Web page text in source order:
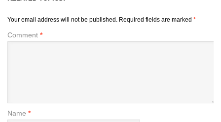
Your email address will not be published. Required fields are marked *
Comment *
Name *